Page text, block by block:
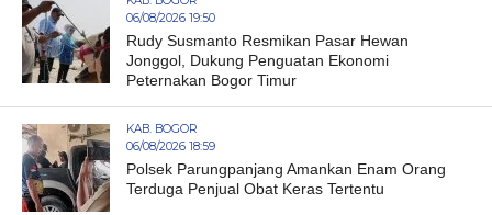
06/08/2026 19:50
Rudy Susmanto Resmikan Pasar Hewan
Jonggol, Dukung Penguatan Ekonomi
Peternakan Bogor Timur
KAB. BOGOR
06/08/2026 18:59
Polsek Parungpanjang Amankan Enam Orang
Terduga Penjual Obat Keras Tertentu